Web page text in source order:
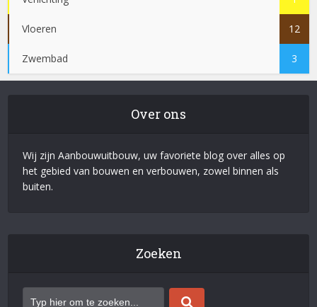
Vloeren 12
Zwembad 3
Over ons
Wij zijn Aanbouwuitbouw, uw favoriete blog over alles op
het gebied van bouwen en verbouwen, zowel binnen als
buiten.
Zoeken